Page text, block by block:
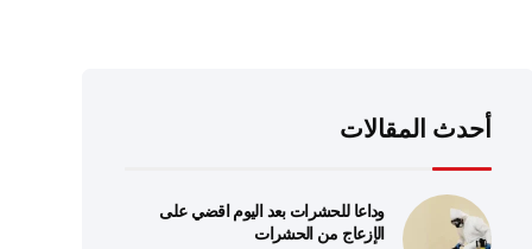
أحدث المقالات
وداعا للحشرات بعد اليوم اقضي على
الإزعاج من الحشرات